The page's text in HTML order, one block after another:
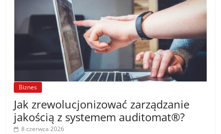
Biznes
Jak zrewolucjonizować zarządzanie
jakością z systemem auditomat®?
8 czerwca 2026